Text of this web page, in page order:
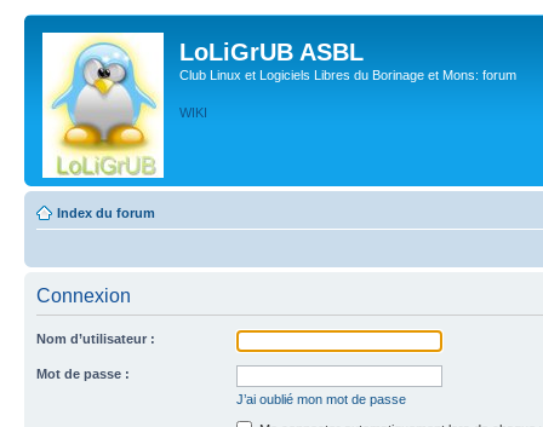
LoLiGrUB ASBL
Club Linux et Logiciels Libres du Borinage et Mons: forum
WIKI
Index du forum
Connexion
Nom d’utilisateur :
Mot de passe :
J’ai oublié mon mot de passe